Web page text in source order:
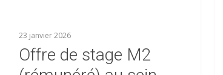
23 janvier 2026
Offre de stage M2